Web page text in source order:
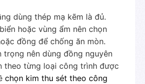
dùng thép mạ kẽm là đủ.
hoặc vùng ẩm nên chọn
đồng để chống ăn mòn.
trọng nên dùng đồng nguyên
theo từng loại công trình được
chọn kim thu sét theo công